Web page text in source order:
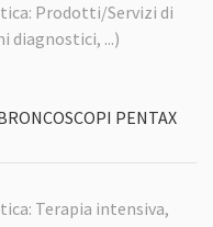
Prodotti/Servizi di
diagnostici, ...)
PENTAX
Terapia intensiva,